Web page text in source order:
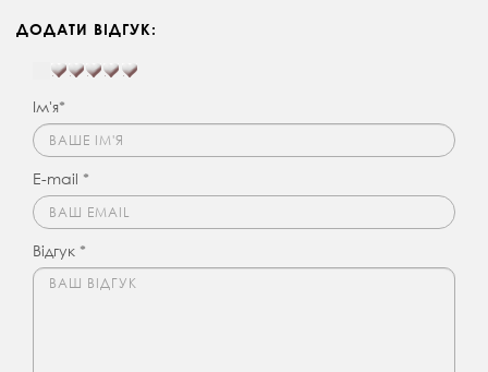
ДОДАТИ ВІДГУК:
Ім'я*
E-mail *
Відгук *